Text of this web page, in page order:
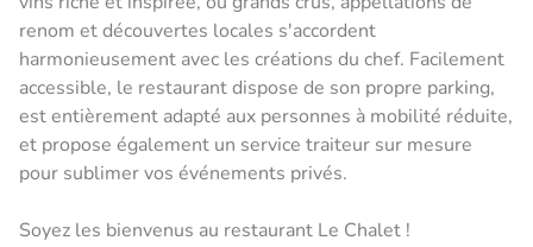
renom et découvertes locales s'accordent
harmonieusement avec les créations du chef. Facilement
accessible, le restaurant dispose de son propre parking,
est entièrement adapté aux personnes à mobilité réduite,
et propose également un service traiteur sur mesure
pour sublimer vos événements privés.
Soyez les bienvenus au restaurant Le Chalet !